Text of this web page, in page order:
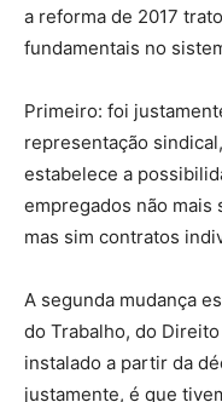
a reforma de 2017
fundamentais no
Primeiro: foi
representação
estabelece a
empregados não mais
mas sim contratos
A segunda mudança
do Trabalho, do
instalado a partir da
justamente, é que